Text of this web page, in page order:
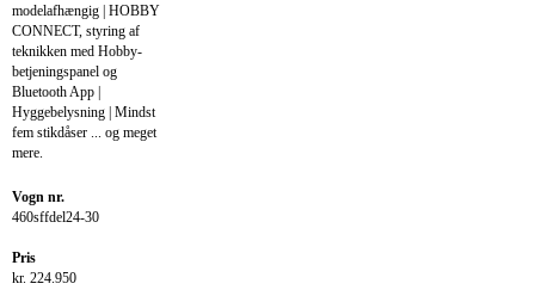
modelafhængig | HOBBY
CONNECT, styring af
teknikken med Hobby-
betjeningspanel og
Bluetooth App |
Hyggebelysning | Mindst
fem stikdåser ... og meget
mere.
Vogn nr.
460sffdel24-30
Pris
kr. 224.950